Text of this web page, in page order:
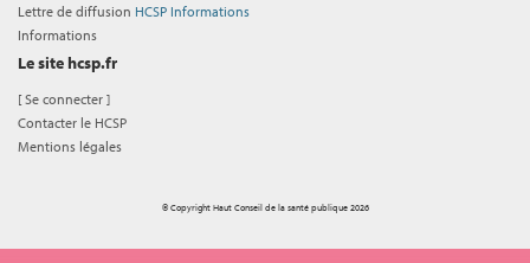
Lettre de diffusion HCSP Informations
Informations
Le site hcsp.fr
[Se connecter ]
Contacter le HCSP
Mentions légales
© Copyright Haut Conseil de la santé publique 2026